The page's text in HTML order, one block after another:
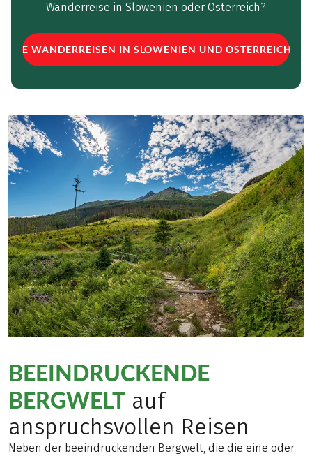
Wanderreise in Slowenien oder Österreich?
ALLE WANDERREISEN IN SLOWENIEN UND ÖSTERREICH
BEEINDRUCKENDE
BERGWELT auf
anspruchsvollen Reisen
Neben der beeindruckenden Bergwelt, die die eine oder